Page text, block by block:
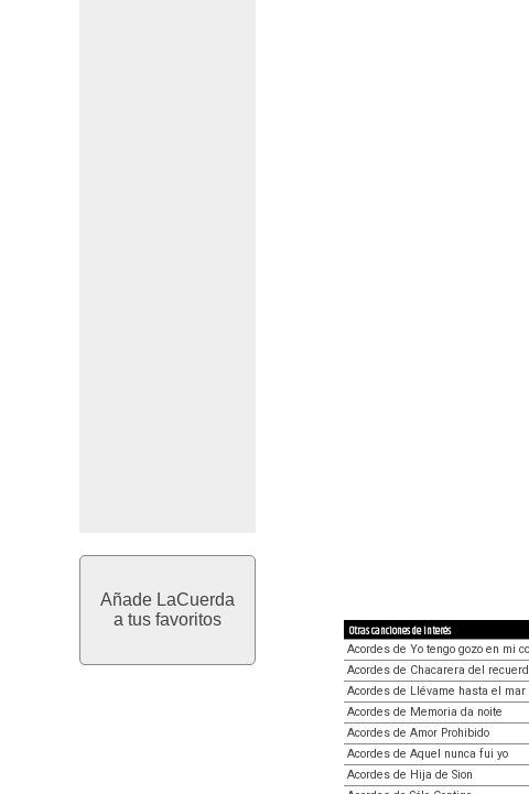
Añade LaCuerda
a tus favoritos
Otras canciones de interés
Acordes de Yo tengo gozo en mi
Acordes de Chacarera del
Acordes de Llévame hasta el mar
Acordes de Memoria da noite
Acordes de Amor Prohibido
Acordes de Aquel nunca fui yo
Acordes de Hija de Sion